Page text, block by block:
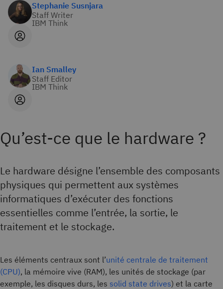
Stephanie Susnjara
Staff Writer
IBM Think
Ian Smalley
Staff Editor
IBM Think
Qu’est-ce que le hardware ?
Le hardware désigne l’ensemble des composants
physiques qui permettent aux systèmes
informatiques d’exécuter des fonctions
essentielles comme l’entrée, la sortie, le
traitement et le stockage.
Les éléments centraux sont l’unité centrale de traitement
(CPU), la mémoire vive (RAM), les unités de stockage (par
exemple, les disques durs, les solid state drives) et la carte